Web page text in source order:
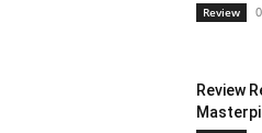
Review
Review